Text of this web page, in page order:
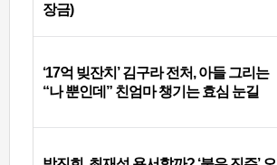
장금)
‘17억 빚잔치’ 김구라 전처, 아들 그리는
“나 뿐인데” 친엄마 챙기는 효심 눈길